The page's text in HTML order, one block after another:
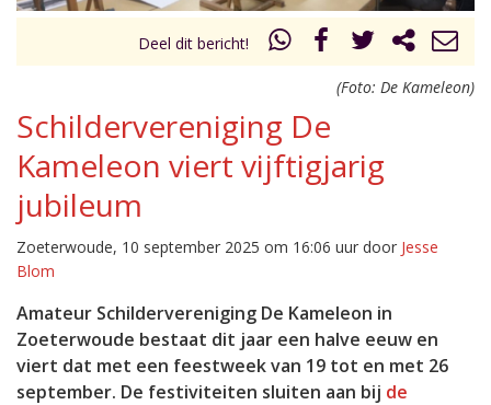
Deel dit bericht!
(Foto: De Kameleon)
Schildervereniging De
Kameleon viert vijftigjarig
jubileum
Zoeterwoude, 10 september 2025 om 16:06 uur door Jesse
Blom
Amateur Schildervereniging De Kameleon in
Zoeterwoude bestaat dit jaar een halve eeuw en
viert dat met een feestweek van 19 tot en met 26
september. De festiviteiten sluiten aan bij de